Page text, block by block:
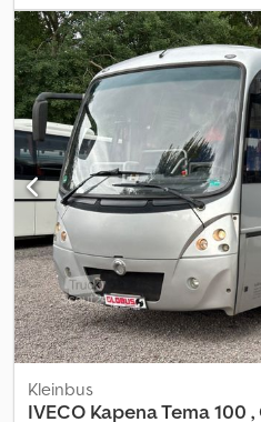
68, Emissionsklasse:Euro6, Farbe:
R22.5, Baujahr:2016, Maschinen-/
YV3T2U821GA175710,
Tempomat, Toilette, Wir weisen
Außenkarosserie Aufkleber
dass die Fahrzeugdokumente
Verkauf in Italien gehen daher
und Zulassung zu Lasten des
Fahrzeug ist zum Sofortkauf-
eigenes Angebot abgeben und
Kleinbus
IVECO Kapena Tema 100 ,